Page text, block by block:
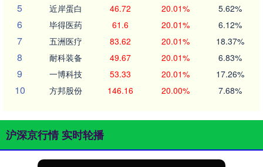
5 近岸蛋白 46.72 20.01% 5.62%
6 毕得医药 61.6 20.01% 6.12%
7 五洲医疗 83.62 20.01% 18.37%
8 耐科装备 49.67 20.01% 6.83%
9 一博科技 53.33 20.01% 17.26%
10 方邦股份 146.16 20.00% 7.68%
沪深京行情 实时轮播